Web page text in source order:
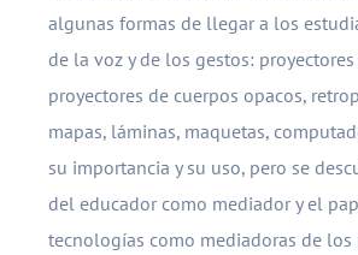
algunas formas de llegar a los
de la voz y de los gestos:
proyectores de cuerpos opacos,
mapas, láminas, maquetas,
su importancia y su uso, pero se
del educador como mediador y el
tecnologías como mediadoras de los